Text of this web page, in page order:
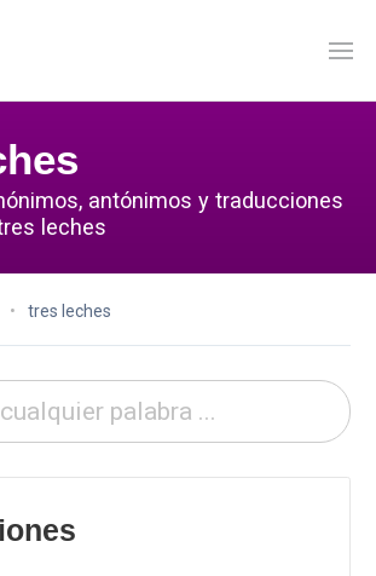
antónimos y traducciones
leches
tres leches